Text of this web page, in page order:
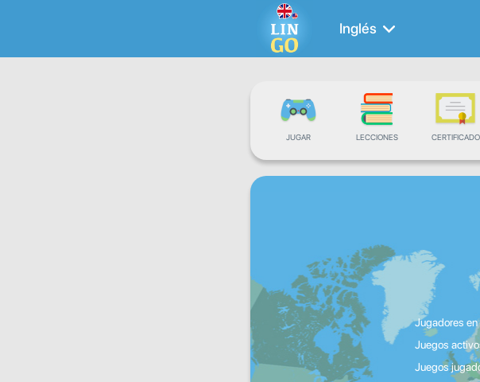
Inglés
JUGAR LECCIONES CERTIFICADO
Jugadores en
Juegos
Juegos